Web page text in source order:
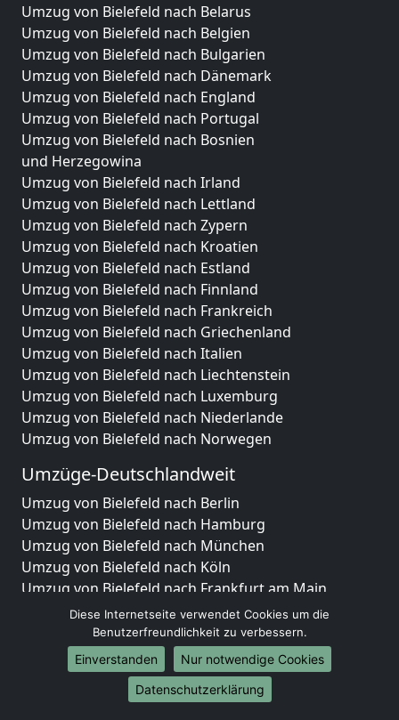
Umzug von Bielefeld nach Belarus
Umzug von Bielefeld nach Belgien
Umzug von Bielefeld nach Bulgarien
Umzug von Bielefeld nach Dänemark
Umzug von Bielefeld nach England
Umzug von Bielefeld nach Portugal
Umzug von Bielefeld nach Bosnien
und Herzegowina
Umzug von Bielefeld nach Irland
Umzug von Bielefeld nach Lettland
Umzug von Bielefeld nach Zypern
Umzug von Bielefeld nach Kroatien
Umzug von Bielefeld nach Estland
Umzug von Bielefeld nach Finnland
Umzug von Bielefeld nach Frankreich
Umzug von Bielefeld nach Griechenland
Umzug von Bielefeld nach Italien
Umzug von Bielefeld nach Liechtenstein
Umzug von Bielefeld nach Luxemburg
Umzug von Bielefeld nach Niederlande
Umzug von Bielefeld nach Norwegen
Umzüge-Deutschlandweit
Umzug von Bielefeld nach Berlin
Umzug von Bielefeld nach Hamburg
Umzug von Bielefeld nach München
Umzug von Bielefeld nach Köln
Umzug von Bielefeld nach Frankfurt am Main
Umzug von Bielefeld nach Stuttgart
Umzug von Bielefeld nach Düsseldorf
Umzug von Bielefeld nach Leipzig
Umzug von Bielefeld nach Dortmund
Umzug von Bielefeld nach Essen
Diese Internetseite verwendet Cookies um die
Benutzerfreundlichkeit zu verbessern.
Einverstanden
Nur notwendige Cookies
Datenschutzerklärung